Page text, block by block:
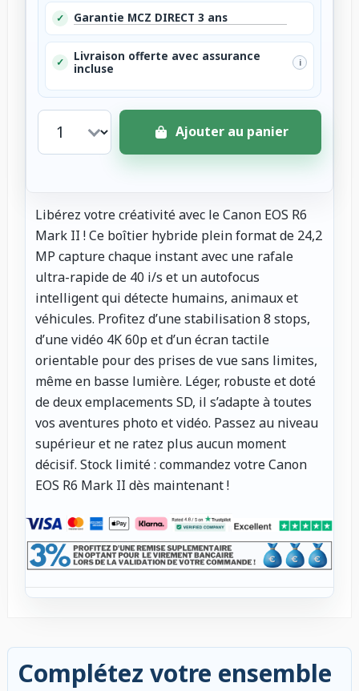
✓ Garantie MCZ DIRECT 3 ans
✓
Livraison offerte avec assurance
incluse
i
Ajouter au panier
Libérez votre créativité avec le Canon EOS R6
Mark II ! Ce boîtier hybride plein format de 24,2
MP capture chaque instant avec une rafale
ultra-rapide de 40 i/s et un autofocus
intelligent qui détecte humains, animaux et
véhicules. Profitez d’une stabilisation 8 stops,
d’une vidéo 4K 60p et d’un écran tactile
orientable pour des prises de vue sans limites,
même en basse lumière. Léger, robuste et doté
de deux emplacements SD, il s’adapte à toutes
vos aventures photo et vidéo. Passez au niveau
supérieur et ne ratez plus aucun moment
décisif. Stock limité : commandez votre Canon
EOS R6 Mark II dès maintenant !
Complétez votre ensemble